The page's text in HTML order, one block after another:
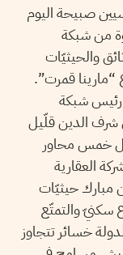
صبيحة اليوم
من شبكة
والحيثيّات
قمرت”.
رئيس شبكة
شرف الدين قلّيل
خمس محاور
العقارية
مبارك حيثيّات
سكنيّ والتمتّع
خسائر تتجاوز